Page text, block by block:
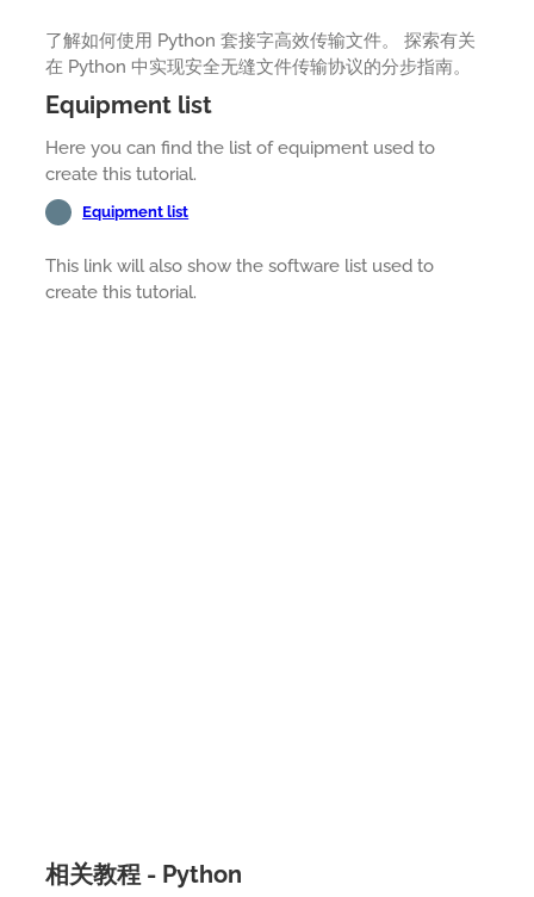
了解如何使用 Python 套接字高效传输文件。 探索有关
在 Python 中实现安全无缝文件传输协议的分步指南。
Equipment list
Here you can find the list of equipment used to
create this tutorial.
Equipment list
This link will also show the software list used to
create this tutorial.
相关教程 - Python